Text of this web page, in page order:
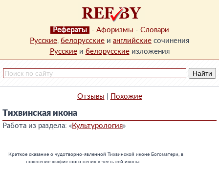
Рефераты - Афоризмы - Словари
Русские, белорусские и английские сочинения
Русскиеи белорусскиеизложения
Отзывы Похожие
Тихвинская икона
Работа из раздела: «Культурология»